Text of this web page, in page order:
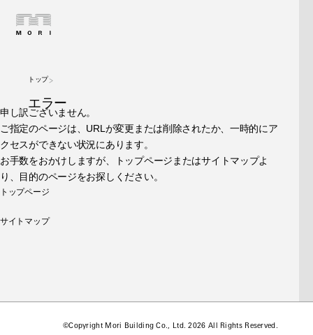
トップ
エラー
申し訳ございません。
ご指定のページは、URLが変更または削除されたか、一時的にア
クセスができない状況にあります。
お手数をおかけしますが、トップページまたはサイトマップよ
り、目的のページをお探しください。
トップページ
サイトマップ
©Copyright Mori Building Co., Ltd. 2026 All Rights Reserved.